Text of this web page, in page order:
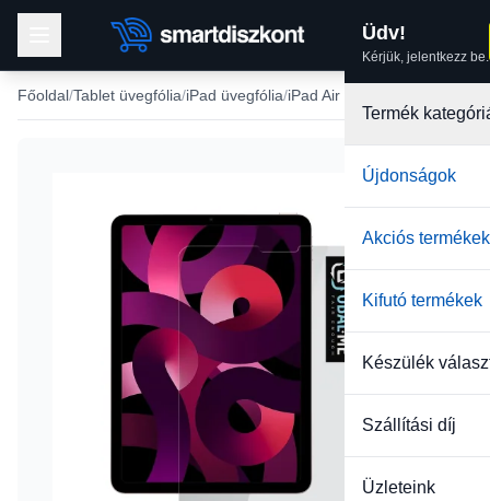
Üdv!
Kérjük, jelentkezz be.
Termék
Újdonságok
Akciós termékek
Kifutó termékek
Készülék
Szállítási díj
Üzleteink
Főoldal Tablet üvegfólia iPad üvegfólia iPad Air 4 2020 üvegfóliák